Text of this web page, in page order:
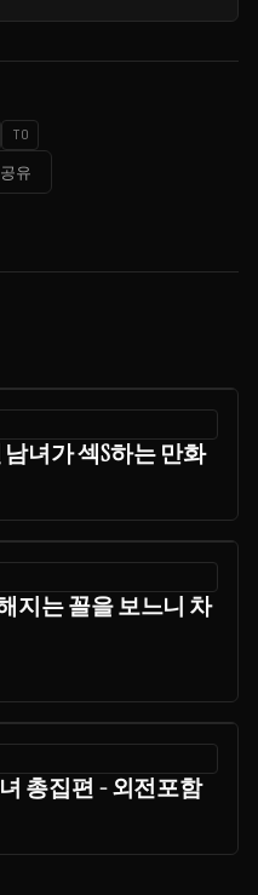
TO
공유
녀가 섹S하는 만화
지는 꼴을 보느니 차
총집편 - 외전포함